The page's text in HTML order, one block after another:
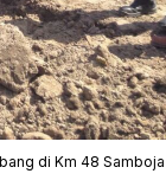
di Km 48 Samboja